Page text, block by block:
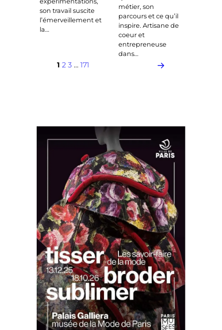
son travail suscite
l’émerveillement et
la…
métier, son
parcours et ce qu’il
inspire. Artisane de
coeur et
entrepreneuse
dans…
1 2 3 … 171 →